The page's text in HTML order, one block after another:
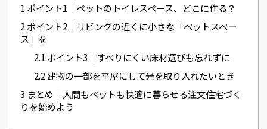
1 ポイント1｜ペットのトイレスペース、どこに作る？
2ポイント2｜リビングの近くに小さな「ペットスペー
ス」を
2.1 ポイント3｜すべりにくい床材選びも忘れずに
2.2建物の一部を平屋にして光を取り入れたいとき
3 まとめ｜人間もペットも快適に暮らせる注文住宅づく
りを始めよう